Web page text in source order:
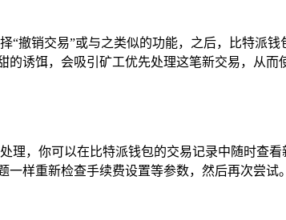
撤销交易”或与之类似的功能，之后，比特派
诱饵，会吸引矿工优先处理这笔新交易，从
，你可以在比特派钱包的交易记录中随时查
样重新检查手续费设置等参数，然后再次尝试。